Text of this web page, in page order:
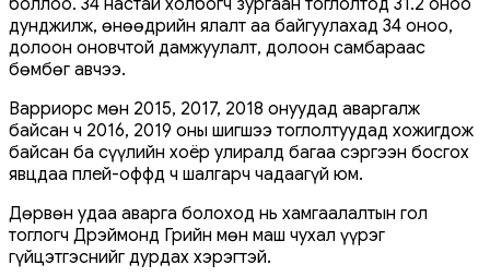
дунджилж, өнөөдрийн ялалт аа байгуулахад 34 оноо,
долоон оновчтой дамжуулалт, долоон самбараас
бөмбөг авчээ.
Варриорс мөн 2015, 2017, 2018 онуудад аваргалж
байсан ч 2016, 2019 оны шигшээ тоглолтуудад хожигдож
байсан ба сүүлийн хоёр улиралд багаа сэргээн босгох
явцдаа плей-оффд ч шалгарч чадаагүй юм.
Дөрвөн удаа аварга болоход нь хамгаалалтын гол
тоглогч Дрэймонд Грийн мөн маш чухал үүрэг
гүйцэтгэснийг дурдах хэрэгтэй.